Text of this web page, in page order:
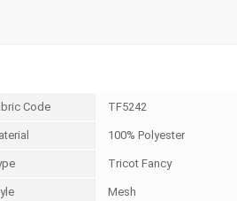
Code TF5242
100% Polyester
Tricot Fancy
Mesh